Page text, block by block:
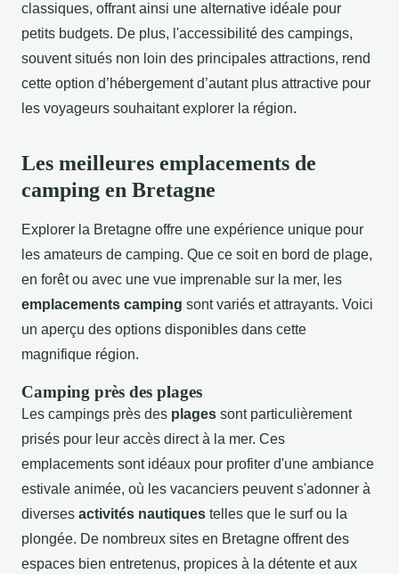
classiques, offrant ainsi une alternative idéale pour
petits budgets. De plus, l'accessibilité des campings,
souvent situés non loin des principales attractions, rend
cette option d’hébergement d’autant plus attractive pour
les voyageurs souhaitant explorer la région.
Les meilleures emplacements de
camping en Bretagne
Explorer la Bretagne offre une expérience unique pour
les amateurs de camping. Que ce soit en bord de plage,
en forêt ou avec une vue imprenable sur la mer, les
emplacements camping sont variés et attrayants. Voici
un aperçu des options disponibles dans cette
magnifique région.
Camping près des plages
Les campings près des plages sont particulièrement
prisés pour leur accès direct à la mer. Ces
emplacements sont idéaux pour profiter d'une ambiance
estivale animée, où les vacanciers peuvent s'adonner à
diverses activités nautiques telles que le surf ou la
plongée. De nombreux sites en Bretagne offrent des
espaces bien entretenus, propices à la détente et aux